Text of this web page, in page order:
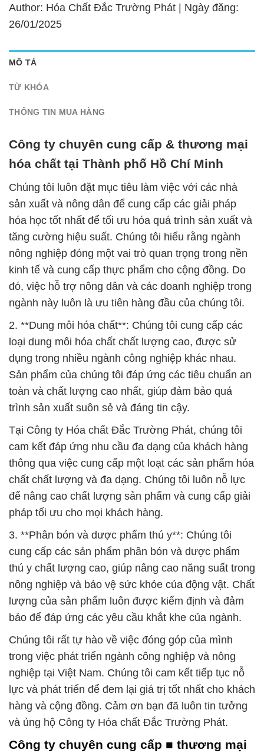
Author: Hóa Chất Đắc Trường Phát | Ngày đăng:
26/01/2025
MÔ TẢ
TỪ KHÓA
THÔNG TIN MUA HÀNG
Công ty chuyên cung cấp & thương mại
hóa chất tại Thành phố Hồ Chí Minh
Chúng tôi luôn đặt mục tiêu làm việc với các nhà
sản xuất và nông dân để cung cấp các giải pháp
hóa học tốt nhất để tối ưu hóa quá trình sản xuất và
tăng cường hiệu suất. Chúng tôi hiểu rằng ngành
nông nghiệp đóng một vai trò quan trọng trong nền
kinh tế và cung cấp thực phẩm cho cộng đồng. Do
đó, việc hỗ trợ nông dân và các doanh nghiệp trong
ngành này luôn là ưu tiên hàng đầu của chúng tôi.
2. **Dung môi hóa chất**: Chúng tôi cung cấp các
loại dung môi hóa chất chất lượng cao, được sử
dụng trong nhiều ngành công nghiệp khác nhau.
Sản phẩm của chúng tôi đáp ứng các tiêu chuẩn an
toàn và chất lượng cao nhất, giúp đảm bảo quá
trình sản xuất suôn sẻ và đáng tin cậy.
Tại Công ty Hóa chất Đắc Trường Phát, chúng tôi
cam kết đáp ứng nhu cầu đa dạng của khách hàng
thông qua việc cung cấp một loạt các sản phẩm hóa
chất chất lượng và đa dạng. Chúng tôi luôn nỗ lực
để nâng cao chất lượng sản phẩm và cung cấp giải
pháp tối ưu cho mọi khách hàng.
3. **Phân bón và dược phẩm thú y**: Chúng tôi
cung cấp các sản phẩm phân bón và dược phẩm
thú y chất lượng cao, giúp nâng cao năng suất trong
nông nghiệp và bảo vệ sức khỏe của động vật. Chất
lượng của sản phẩm luôn được kiểm định và đảm
bảo để đáp ứng các yêu cầu khắt khe của ngành.
Chúng tôi rất tự hào về việc đóng góp của mình
trong việc phát triển ngành công nghiệp và nông
nghiệp tại Việt Nam. Chúng tôi cam kết tiếp tục nỗ
lực và phát triển để đem lại giá trị tốt nhất cho khách
hàng và cộng đồng. Cảm ơn bạn đã luôn tin tưởng
và ủng hộ Công ty Hóa chất Đắc Trường Phát.
Công ty chuyên cung cấp ■ thương mại